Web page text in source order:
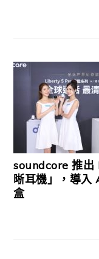
soundcore 推
晰耳機」，導入
盒